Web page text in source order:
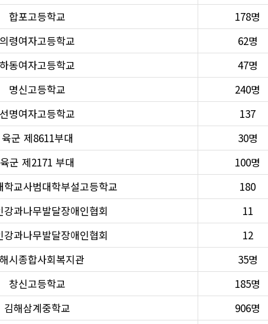
합포고등학교 178명
의령여자고등학교 62명
하동여자고등학교 47명
명신고등학교 240명
선명여자고등학교 137
육군 제8611부대 30명
육군 제2171 부대 100명
학교사범대학부설고등학교 180
강과나무발달장애인협회 11
강과나무발달장애인협회 12
시종합사회복지관 35명
창신고등학교 185명
김해삼계중학교 906명